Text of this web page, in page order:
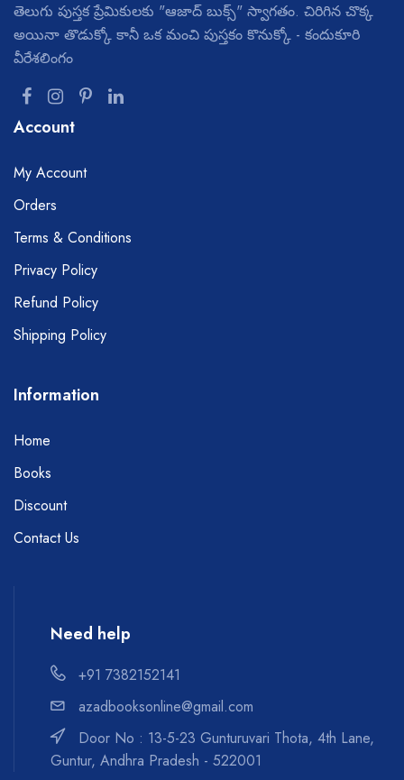
తెలుగు పుస్తక ప్రేమికులకు "ఆజాద్ బుక్స్" స్వాగతం. చిరిగిన చొక్క
అయినా తొడుక్కో కానీ ఒక మంచి పుస్తకం కొనుక్కో - కందుకూరి
వీరేశలింగం
Account
My Account
Orders
Terms & Conditions
Privacy Policy
Refund Policy
Shipping Policy
Information
Home
Books
Discount
Contact Us
Need help
+91 7382152141
azadbooksonline@gmail.com
Door No : 13-5-23 Gunturuvari Thota, 4th Lane,
Guntur, Andhra Pradesh - 522001